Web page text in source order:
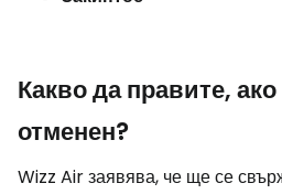
Какво да правите,
отменен?
Wizz Air заявява, че ще се